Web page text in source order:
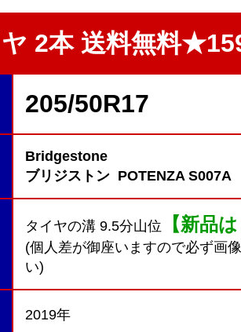
2本 送料無料
205/50R17
Bridgestone
ブリジストン POTENZA S007A
タイヤの溝 9.5分山位 【新品
(個人差が御座いますので必ず画
い)
2019年